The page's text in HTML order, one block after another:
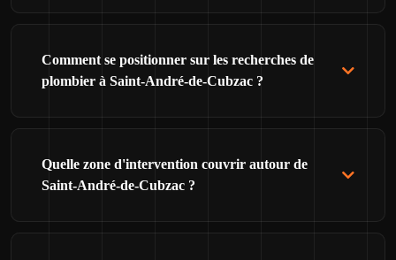
Comment se positionner sur les recherches de
plombier à Saint-André-de-Cubzac ?
Quelle zone d'intervention couvrir autour de
Saint-André-de-Cubzac ?